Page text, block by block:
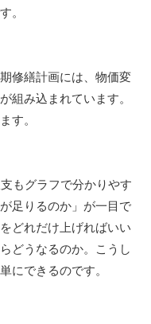
。
修繕計画には、物価変
組み込まれています。
す。
もグラフで分かりやす
足りるのか」が一目で
どれだけ上げればいい
どうなるのか。こうし
にできるのです。